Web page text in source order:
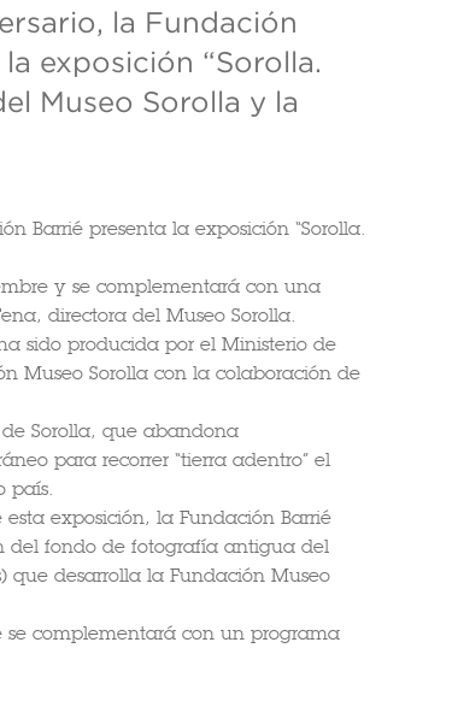
la Fundación
exposición “Sorolla.
Museo Sorolla y la
Barrié presenta la exposición “Sorolla.
y se complementará con una
directora del Museo Sorolla.
sido producida por el Ministerio de
Museo Sorolla con la colaboración de
Sorolla, que abandona
para recorrer “tierra adentro” el
país.
exposición, la Fundación Barrié
del fondo de fotografía antigua del
que desarrolla la Fundación Museo
se complementará con un programa